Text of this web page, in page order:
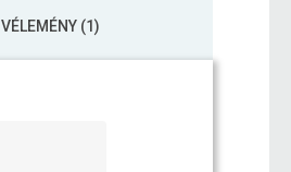
VÉLEMÉNY (1)